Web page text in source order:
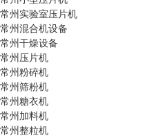
常州实验室压片机
常州混合机设备
常州干燥设备
常州压片机
常州粉碎机
常州筛粉机
常州糖衣机
常州加料机
常州整粒机